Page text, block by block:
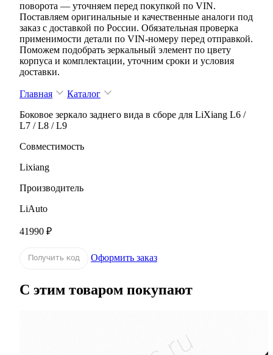
поворота — уточняем перед покупкой по VIN.
Поставляем оригинальные и качественные аналоги под
заказ с доставкой по России. Обязательная проверка
применимости детали по VIN-номеру перед отправкой.
Поможем подобрать зеркальный элемент по цвету
корпуса и комплектации, уточним сроки и условия
доставки.
Главная
Каталог
Боковое зеркало заднего вида в сборе для LiXiang L6 /
L7 / L8 / L9
Совместимость
Lixiang
Производитель
LiAuto
41990 ₽
Получить код Оформить заказ
С этим товаром покупают